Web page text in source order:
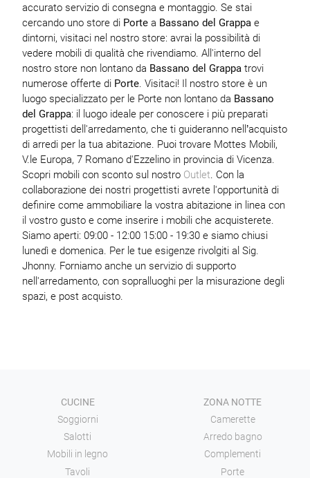
accurato servizio di consegna e montaggio. Se stai
cercando uno store di Portea Bassano del Grappae
dintorni, visitaci nel nostro store: avrai la possibilità di
vedere mobili di qualità che rivendiamo. All'interno del
nostro store non lontano da Bassano del Grappatrovi
numerose offerte di Porte. Visitaci! Il nostro store è un
luogo specializzato per le Porte non lontano da Bassano
del Grappa: il luogo ideale per conoscere i più preparati
progettisti dell'arredamento, che ti guideranno nell’acquisto
di arredi per la tua abitazione. Puoi trovare Mottes Mobili,
V.le Europa, 7 Romano d'Ezzelino in provincia di Vicenza.
Scopri mobili con sconto sul nostro Outlet. Con la
collaborazione dei nostri progettisti avrete l'opportunità di
definire come ammobiliare la vostra abitazione in linea con
il vostro gusto e come inserire i mobili che acquisterete.
Siamo aperti: 09:00 - 12:00 15:00 - 19:30 e siamo chiusi
lunedì e domenica. Per le tue esigenze rivolgiti al Sig.
Jhonny. Forniamo anche un servizio di supporto
nell'arredamento, con sopralluoghi per la misurazione degli
spazi, e post acquisto.
CUCINE
Soggiorni
Salotti
Mobili in legno
Tavoli
ZONA NOTTE
Camerette
Arredo bagno
Complementi
Porte